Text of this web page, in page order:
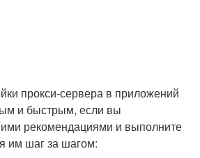
прокси-сервера в приложений
и быстрым, если вы
рекомендациями и выполните
им шаг за шагом: